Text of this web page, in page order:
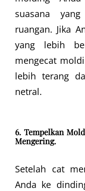
suasana
ruangan. Jika
yang lebih
mengecat
lebih terang
netral.
6. Tempelkan
Mengering.
Setelah cat
Anda ke